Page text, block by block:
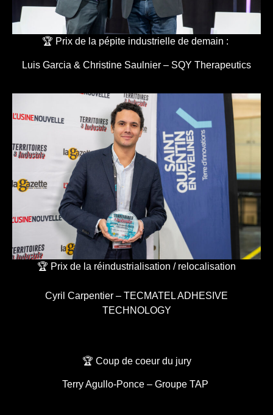
🏆 Prix de la pépite industrielle de demain :
Luis Garcia & Christine Saulnier – SQY Therapeutics
🏆 Prix de la réindustrialisation / relocalisation
Cyril Carpentier – TECMATEL ADHESIVE
TECHNOLOGY
🏆 Coup de coeur du jury
Terry Agullo-Ponce – Groupe TAP